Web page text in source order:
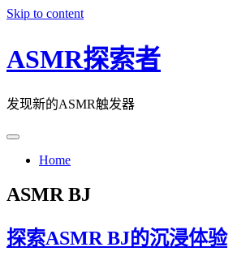
Skip to content
ASMR探索者
发现新的ASMR触发器
Home
ASMR BJ
探索ASMR BJ的沉浸体验